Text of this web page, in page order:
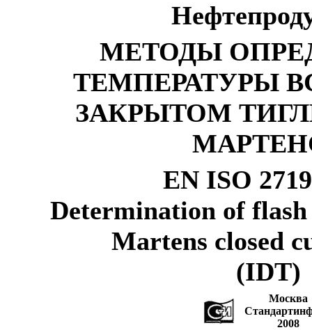
МЕТОДЫ
ТЕМПЕРАТУРЫ
ЗАКРЫТОМ
EN ISO
Determination of
Martens closed
(IDT)
Москва
2008